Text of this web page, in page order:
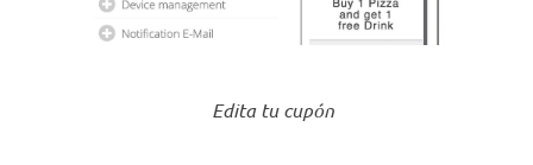
Edita tu cupón